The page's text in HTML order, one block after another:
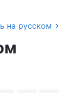
на русском